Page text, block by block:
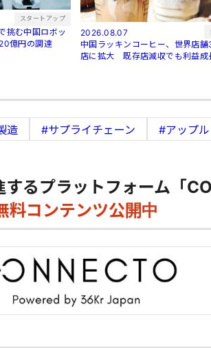
スタートアップ
挑む中国ロボッ
億円の調達
2026.08.07
中国ラッキンコーヒー、世界店
店に拡大 既存店減収でも利益成
造 #サプライチェーン #アップル
るプラットフォーム「
料コンテンツ公開中